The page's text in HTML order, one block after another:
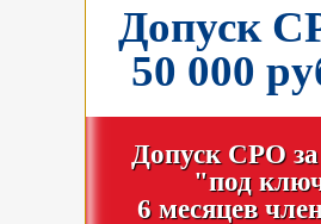
Допуск
50 000
Допуск СРО за
"под
6 месяцев